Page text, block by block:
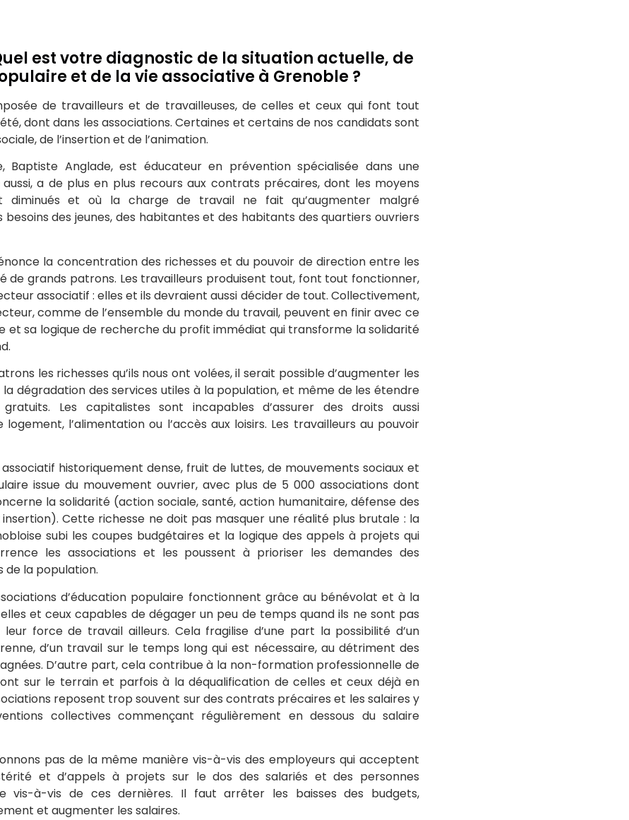
Quel est votre diagnostic de la situation actuelle, de
et de la vie associative à Grenoble ?
de travailleurs et de travailleuses, de celles et ceux qui font tout
dont dans les associations. Certaines et certains de nos candidats sont
de l’insertion et de l’animation.
Baptiste Anglade, est éducateur en prévention spécialisée dans une
aussi, a de plus en plus recours aux contrats précaires, dont les moyens
diminués et où la charge de travail ne fait qu’augmenter malgré
besoins des jeunes, des habitantes et des habitants des quartiers ouvriers
la concentration des richesses et du pouvoir de direction entre les
de grands patrons. Les travailleurs produisent tout, font tout fonctionner,
associatif : elles et ils devraient aussi décider de tout. Collectivement,
comme de l’ensemble du monde du travail, peuvent en finir avec ce
et sa logique de recherche du profit immédiat qui transforme la solidarité
les richesses qu’ils nous ont volées, il serait possible d’augmenter les
dégradation des services utiles à la population, et même de les étendre
Les capitalistes sont incapables d’assurer des droits aussi
l’alimentation ou l’accès aux loisirs. Les travailleurs au pouvoir
historiquement dense, fruit de luttes, de mouvements sociaux et
issue du mouvement ouvrier, avec plus de 5 000 associations dont
la solidarité (action sociale, santé, action humanitaire, défense des
Cette richesse ne doit pas masquer une réalité plus brutale : la
subi les coupes budgétaires et la logique des appels à projets qui
les associations et les poussent à prioriser les demandes des
de la population.
d’éducation populaire fonctionnent grâce au bénévolat et à la
et ceux capables de dégager un peu de temps quand ils ne sont pas
force de travail ailleurs. Cela fragilise d’une part la possibilité d’un
d’un travail sur le temps long qui est nécessaire, au détriment des
D’autre part, cela contribue à la non-formation professionnelle de
sur le terrain et parfois à la déqualification de celles et ceux déjà en
reposent trop souvent sur des contrats précaires et les salaires y
collectives commençant régulièrement en dessous du salaire
pas de la même manière vis-à-vis des employeurs qui acceptent
et d’appels à projets sur le dos des salariés et des personnes
vis-à-vis de ces dernières. Il faut arrêter les baisses des budgets,
et augmenter les salaires.